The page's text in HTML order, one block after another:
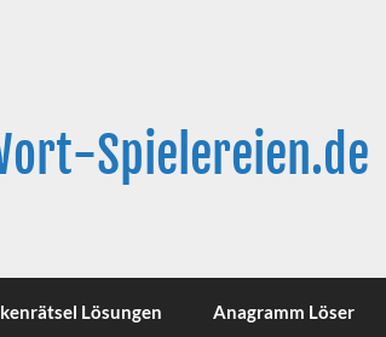
Spielereien.de
Lösungen Anagramm Löser